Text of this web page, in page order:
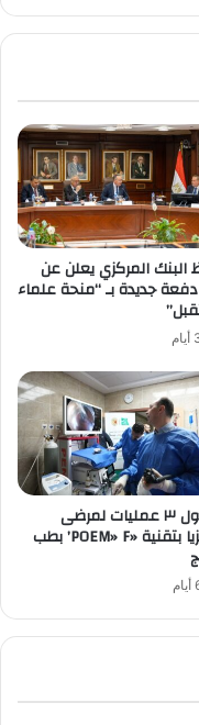
المركزي يعلن عن
جديدة بـ “منحة علماء
إجراء أول ٣ عمليات لمرضى
الأكاليزيا بتقنية «POEM» F’ بطب